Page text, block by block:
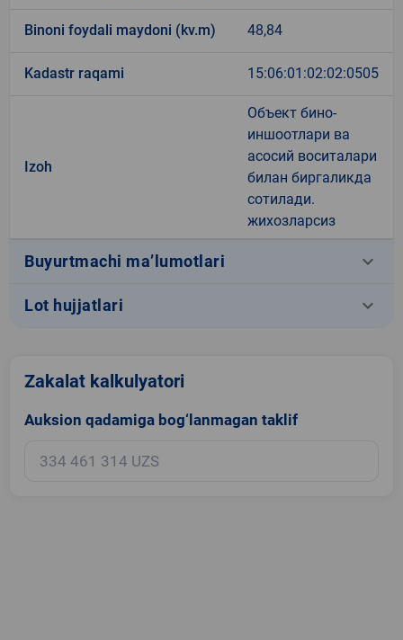
Binoni foydali maydoni (kv.m) 48,84
Kadastr raqami 15:06:01:02:02:0505
Izoh
Объект бино-
иншоотлари ва
асосий воситалари
билан биргаликда
сотилади.
жихозларсиз
Buyurtmachi ma’lumotlari keyboard_arrow_down
Lot hujjatlari keyboard_arrow_down
Zakalat kalkulyatori
Auksion qadamiga bog‘lanmagan taklif